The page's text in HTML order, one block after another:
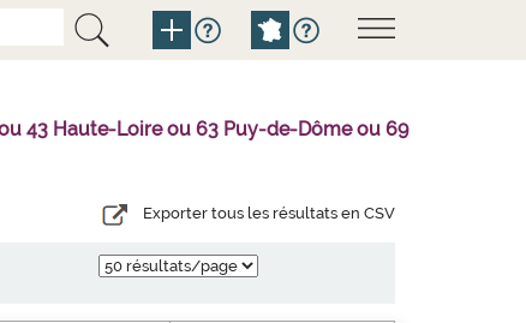
43 Haute-Loire ou 63 Puy-de-Dôme ou 69
Exporter tous les résultats en CSV